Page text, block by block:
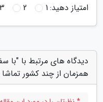
امتیاز دهید:1
2
3
دیدگاه های مرتبط با "با
همزمان از چند کشور تماشا